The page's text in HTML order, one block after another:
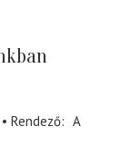
Rendező
A